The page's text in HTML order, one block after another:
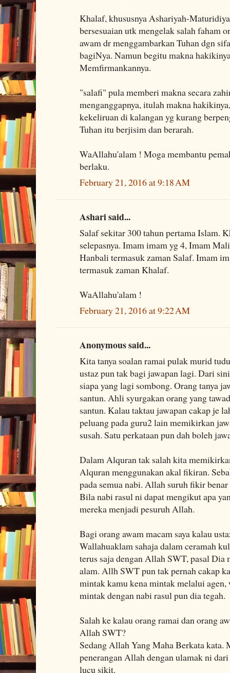
Khalaf, khususnya Ashariyah-
bersesuaian utk mengelak salah faham
awam dr menggambarkan Tuhan dgn
bagiNya. Namun begitu makna
Memfirmankannya.
"salafi" pula memberi makna secara
menganggapnya, itulah makna
kekeliruan di kalangan yg kurang
Tuhan itu berjisim dan berarah.
WaAllahu'alam ! Moga membantu
berlaku.
February 21, 2016 at 9:18 AM
Ashari said...
Salaf sekitar 300 tahun pertama Islam.
selepasnya. Imam imam yg 4, Imam
Hanbali termasuk zaman Salaf. Imam
termasuk zaman Khalaf.
WaAllahu'alam !
February 21, 2016 at 9:22 AM
Anonymous said...
Kita tanya soalan ramai pulak murid
ustaz pun tak bagi jawapan lagi. Dari
siapa yang lagi sombong. Orang tanya
santun. Ahli syurgakan orang yang
santun. Kalau taktau jawapan cakap je
peluang pada guru2 lain memikirkan
susah. Satu perkataan pun dah boleh
Dalam Alquran tak salah kita
Alquran menggunakan akal fikiran.
pada semua nabi. Allah suruh fikir
Bila nabi rasul ni dapat mengikut apa
mereka menjadi pesuruh Allah.
Bagi orang awam macam saya kalau
Wallahuaklam sahaja dalam ceramah
terus saja dengan Allah SWT, pasal Dia
alam. Allh SWT pun tak pernah cakap
mintak kamu kena mintak melalui
mintak dengan nabi rasul pun dia tegah.
Salah ke kalau orang ramai dan orang
Allah SWT?
Sedang Allah Yang Maha Berkata kata.
penerangan Allah dengan ulamak ni
lucu sikit.